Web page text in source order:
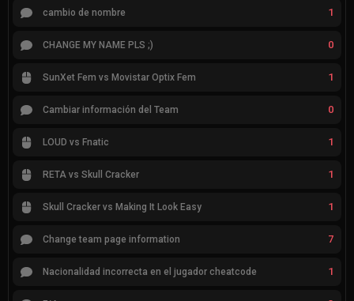
cambio de nombre 1
CHANGE MY NAME PLS ;) 0
SunXet Fem vs Movistar Optix Fem 1
Cambiar información del Team 0
LOUD vs Fnatic 1
RETA vs Skull Cracker 1
Skull Cracker vs Making It Look Easy 1
Change team page information 7
Nacionalidad incorrecta en el jugador cheatcode 1